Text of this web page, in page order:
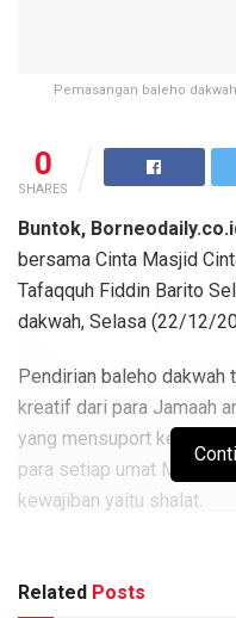
Pemasangan baleho
0
SHARES
Buntok,
bersama Cinta Masjid
Tafaqquh Fiddin Barito
dakwah, Selasa (22/12/
Pendirian baleho dakwah
kreatif dari para Jamaah
yang mensuport kegiatan
para setiap umat Muslim/
kewajiban yaitu shalat.
Related Posts